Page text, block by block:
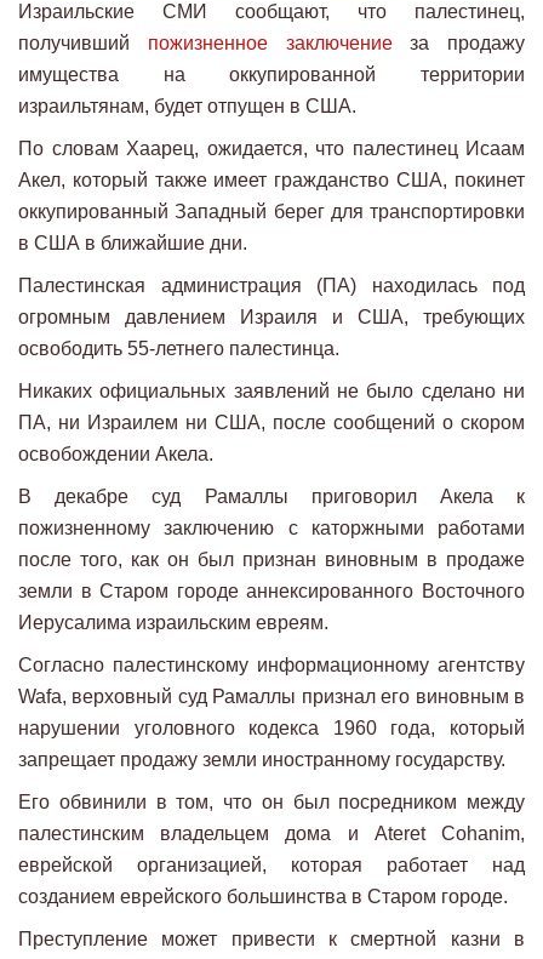
Израильские СМИ сообщают, что палестинец,
получивший пожизненное заключениеза продажу
имущества на оккупированной территории
израильтянам, будет отпущен в США.
По словам Хаарец, ожидается, что палестинец Исаам
Акел, который также имеет гражданство США, покинет
оккупированный Западный берег для транспортировки
в США в ближайшие дни.
Палестинская администрация (ПА) находилась под
огромным давлением Израиля и США, требующих
освободить 55-летнего палестинца.
Никаких официальных заявлений не было сделано ни
ПА, ни Израилем ни США, после сообщений о скором
освобождении Акела.
В декабре суд Рамаллы приговорил Акела к
пожизненному заключению с каторжными работами
после того, как он был признан виновным в продаже
земли в Старом городе аннексированного Восточного
Иерусалима израильским евреям.
Согласно палестинскому информационному агентству
Wafa, верховный суд Рамаллы признал его виновным в
нарушении уголовного кодекса 1960 года, который
запрещает продажу земли иностранному государству.
Его обвинили в том, что он был посредником между
палестинским владельцем дома и Ateret Cohanim,
еврейской организацией, которая работает над
созданием еврейского большинства в Старом городе.
Преступление может привести к смертной казни в